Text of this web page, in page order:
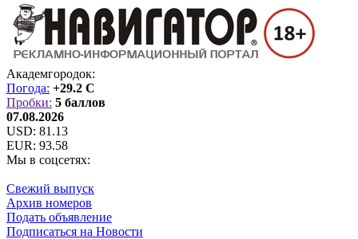
Академгородок:
Погода: +29.2 C
Пробки: 5 баллов
07.08.2026
USD: 81.13
EUR: 93.58
Мы в соцсетях:
Свежий выпуск
Архив номеров
Подать объявление
Подписаться на Новости